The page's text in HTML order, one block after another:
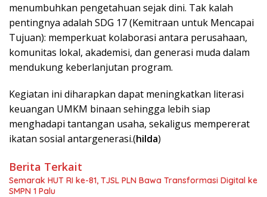
menumbuhkan pengetahuan sejak dini. Tak kalah
pentingnya adalah SDG 17 (Kemitraan untuk Mencapai
Tujuan): memperkuat kolaborasi antara perusahaan,
komunitas lokal, akademisi, dan generasi muda dalam
mendukung keberlanjutan program.
Kegiatan ini diharapkan dapat meningkatkan literasi
keuangan UMKM binaan sehingga lebih siap
menghadapi tantangan usaha, sekaligus mempererat
ikatan sosial antargenerasi.(hilda)
Berita Terkait
Semarak HUT RI ke-81, TJSL PLN Bawa Transformasi Digital ke
SMPN 1 Palu